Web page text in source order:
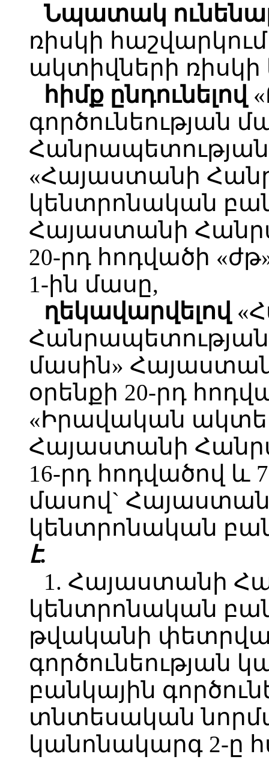
Նպատակ
ռիսկի
ակտիվների ռիսկի
հիմք ընդունելով
գործունեության
Հանրապետության
«Հայաստանի
կենտրոնական
Հայաստանի
20-րդ հոդվածի
1-ին մասը,
ղեկավարվելով
մասին»
օրենքի 20-րդ
«Իրավական
Հայաստանի
16-րդ հոդվածով և
մասով`
կենտրոնական
է.
1. Հայաստանի
կենտրոնական
թվականի
գործունեության
բանկային
տնտեսական
կանոնակարգ 2-ը